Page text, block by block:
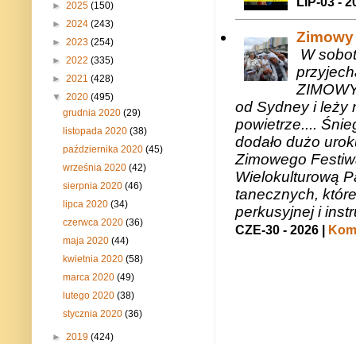
W
od Sydney i leży
powietrze....
dodało dużo
Zimowego
Wielokulturową
tanecznych,
perkusyjnej i
CZE-30 - 2026 |
► 2025 (150)
► 2024 (243)
► 2023 (254)
► 2022 (335)
► 2021 (428)
▼ 2020 (495)
grudnia 2020(29)
listopada 2020(38)
października 2020(45)
września 2020(42)
sierpnia 2020(46)
lipca 2020(34)
czerwca 2020(36)
maja 2020(44)
kwietnia 2020(58)
marca 2020(49)
lutego 2020(38)
stycznia 2020(36)
► 2019 (424)